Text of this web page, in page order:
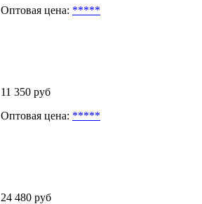
Оптовая цена: *****
11 350 руб
Оптовая цена: *****
24 480 руб